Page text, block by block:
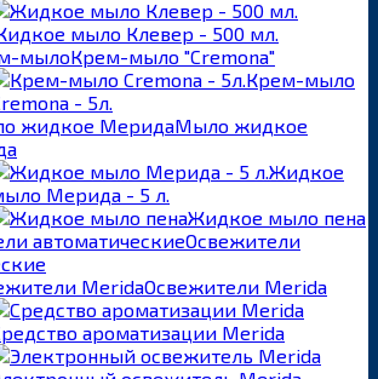
мыло Клевер - 500 мл.
Крем-мыло "Cremona"
Крем-мыло
- 5л.
Мыло жидкое
Жидкое
Мерида - 5 л.
Жидкое мыло пена
Освежители
Освежители Merida
ароматизации Merida